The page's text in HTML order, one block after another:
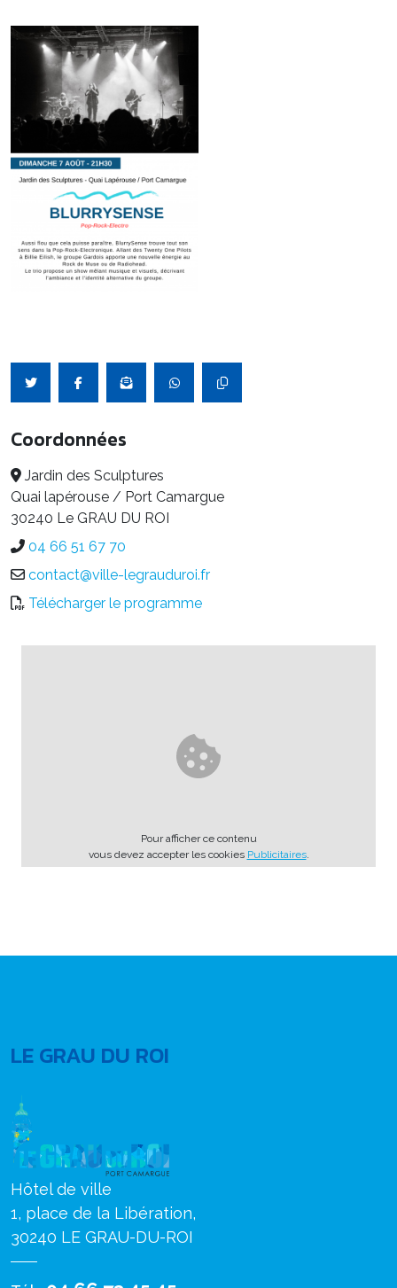
Coordonnées
Jardin des Sculptures
Quai lapérouse / Port Camargue
30240 Le GRAU DU ROI
04 66 51 67 70
contact@ville-legrauduroi.fr
Télécharger le programme
Pour afficher ce contenu
vous devez accepter les cookies Publicitaires.
LE GRAU DU ROI
Hôtel de ville
1, place de la Libération,
30240 LE GRAU-DU-ROI